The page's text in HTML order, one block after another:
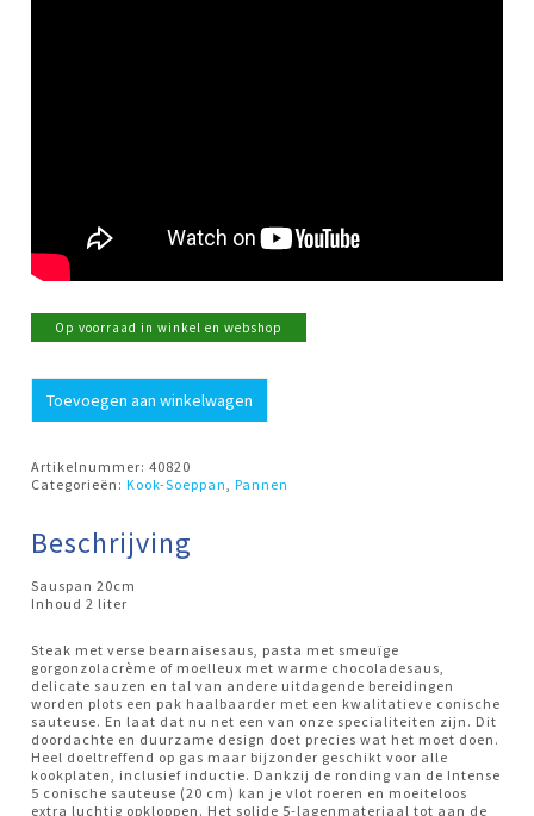
Op voorraad in winkel en webshop
Sauspan
20cm
z/d
Demeyere
aantal
Toevoegen aan winkelwagen
Artikelnummer:40820
Categorieën:Kook-Soeppan ,Pannen
Beschrijving
Sauspan 20cm
Inhoud 2 liter
Steak met verse bearnaisesaus, pasta met smeuïge
gorgonzolacrème of moelleux met warme chocoladesaus,
delicate sauzen en tal van andere uitdagende bereidingen
worden plots een pak haalbaarder met een kwalitatieve conische
sauteuse. En laat dat nu net een van onze specialiteiten zijn. Dit
doordachte en duurzame design doet precies wat het moet doen.
Heel doeltreffend op gas maar bijzonder geschikt voor alle
kookplaten, inclusief inductie. Dankzij de ronding van de Intense
5 conische sauteuse (20 cm) kan je vlot roeren en moeiteloos
extra luchtig opkloppen. Het solide 5-lagenmateriaal tot aan de